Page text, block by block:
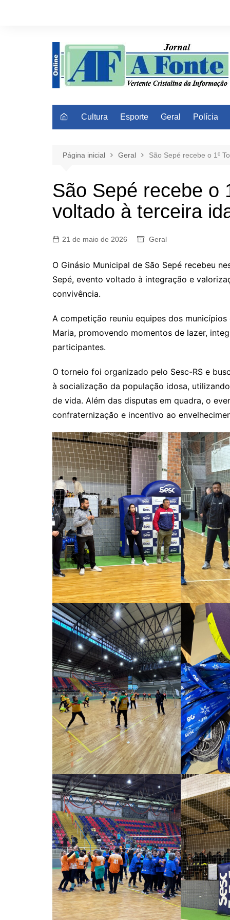
Cultura Esporte Geral Polícia
Página inicial Geral São Sepé recebe o 1º
São Sepé recebe o
voltado à terceira
21 de maio de 2026 Geral
O Ginásio Municipal de São Sepé recebeu
Sepé, evento voltado à integração e
convivência.
A competição reuniu equipes dos
Maria, promovendo momentos de lazer,
participantes.
O torneio foi organizado pelo Sesc-RS e
à socialização da população idosa,
de vida. Além das disputas em quadra, o
confraternização e incentivo ao